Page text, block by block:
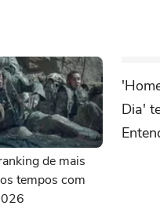
de mais
tempos com
Dia'